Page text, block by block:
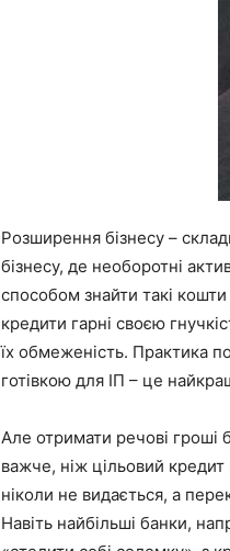
Розширення бізнесу –
бізнесу, де необоротні
способом знайти такі
кредити гарні своєю
їх обмеженість. Практика
готівкою для ІП – це
Але отримати речові гроші
важче, ніж цільовий кредит
ніколи не видається, а
Навіть найбільші банки,